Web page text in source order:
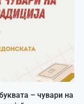
– чувари на